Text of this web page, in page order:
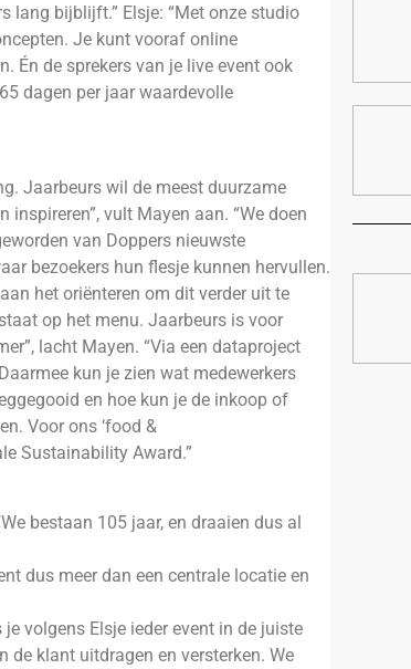
lang bijblijft.” Elsje: “Met onze studio
Je kunt vooraf online
Én de sprekers van je live event ook
dagen per jaar waardevolle
Jaarbeurs wil de meest duurzame
vult Mayen aan. “We doen
van Doppers nieuwste
bezoekers hun flesje kunnen hervullen.
het oriënteren om dit verder uit te
op het menu. Jaarbeurs is voor
lacht Mayen. “Via een dataproject
kun je zien wat medewerkers
en hoe kun je de inkoop of
Voor ons ‘food &
Sustainability Award.”
bestaan 105 jaar, en draaien dus al
dus meer dan een centrale locatie en
volgens Elsje ieder event in de juiste
klant uitdragen en versterken. We